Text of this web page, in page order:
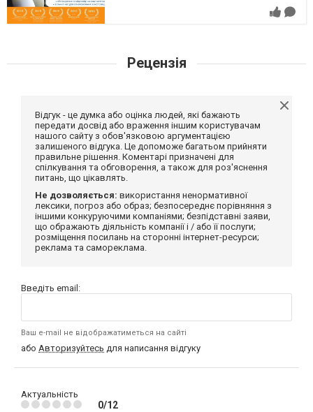
Рецензія
Відгук - це думка або оцінка людей, які бажають
передати досвід або враження іншим користувачам
нашого сайту з обов'язковою аргументацією
залишеного відгука. Це допоможе багатьом прийняти
правильне рішення. Коментарі призначені для
спілкування та обговорення, а також для роз'яснення
питань, що цікавлять.
Не дозволяється: використання ненормативної
лексики, погроз або образ; безпосереднє порівняння з
іншими конкуруючими компаніями; безпідставні заяви,
що ображають діяльність компанії і / або її послуги;
розміщення посилань на сторонні інтернет-ресурси;
реклама та самореклама.
Введіть email:
Ваш e-mail не відображатиметься на сайті
або Авторизуйтесь для написання відгуку
Актуальність
0/12